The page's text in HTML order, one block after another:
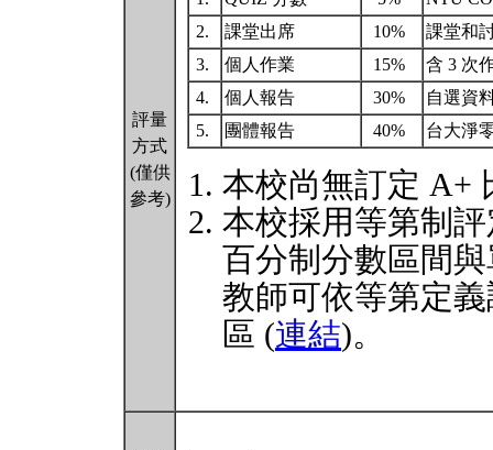
評量
方式
(僅供
參考)
2.
課堂出席 10%
課堂和
3.
個人作業 15%
含 3 次
4.
個人報告 30%
自選資
5.
團體報告 40% 台大淨
本校尚無訂定 A+
本校採用等第制
百分制分數區間
教師可依等第定
區 (連結)。